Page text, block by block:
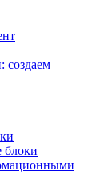
создаем
блоки